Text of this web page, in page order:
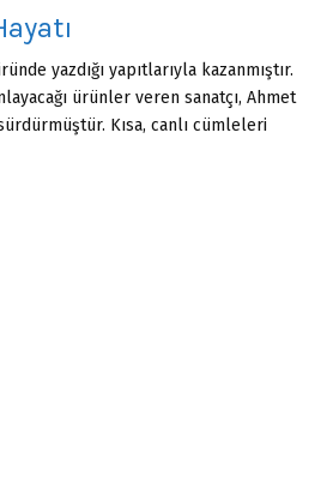
yazdığı yapıtla­rıyla kazanmıştır.
ürünler veren sanatçı, Ahmet
Kısa, canlı cümleleri